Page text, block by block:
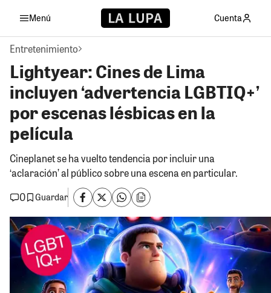
Menú Cuenta
Entretenimiento
Lightyear: Cines de Lima
incluyen ‘advertencia LGBTIQ+’
por escenas lésbicas en la
película
Cineplanet se ha vuelto tendencia por incluir una
‘aclaración’ al público sobre una escena en particular.
0
Guardar